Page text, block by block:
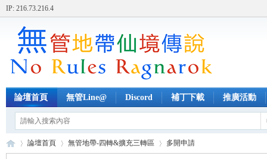
IP: 216.73.216.4
論壇首頁 無管Line@ Discord 補丁下載 推廣活動
論壇首頁 無管地帶-四轉&擴充三轉區 多開申請